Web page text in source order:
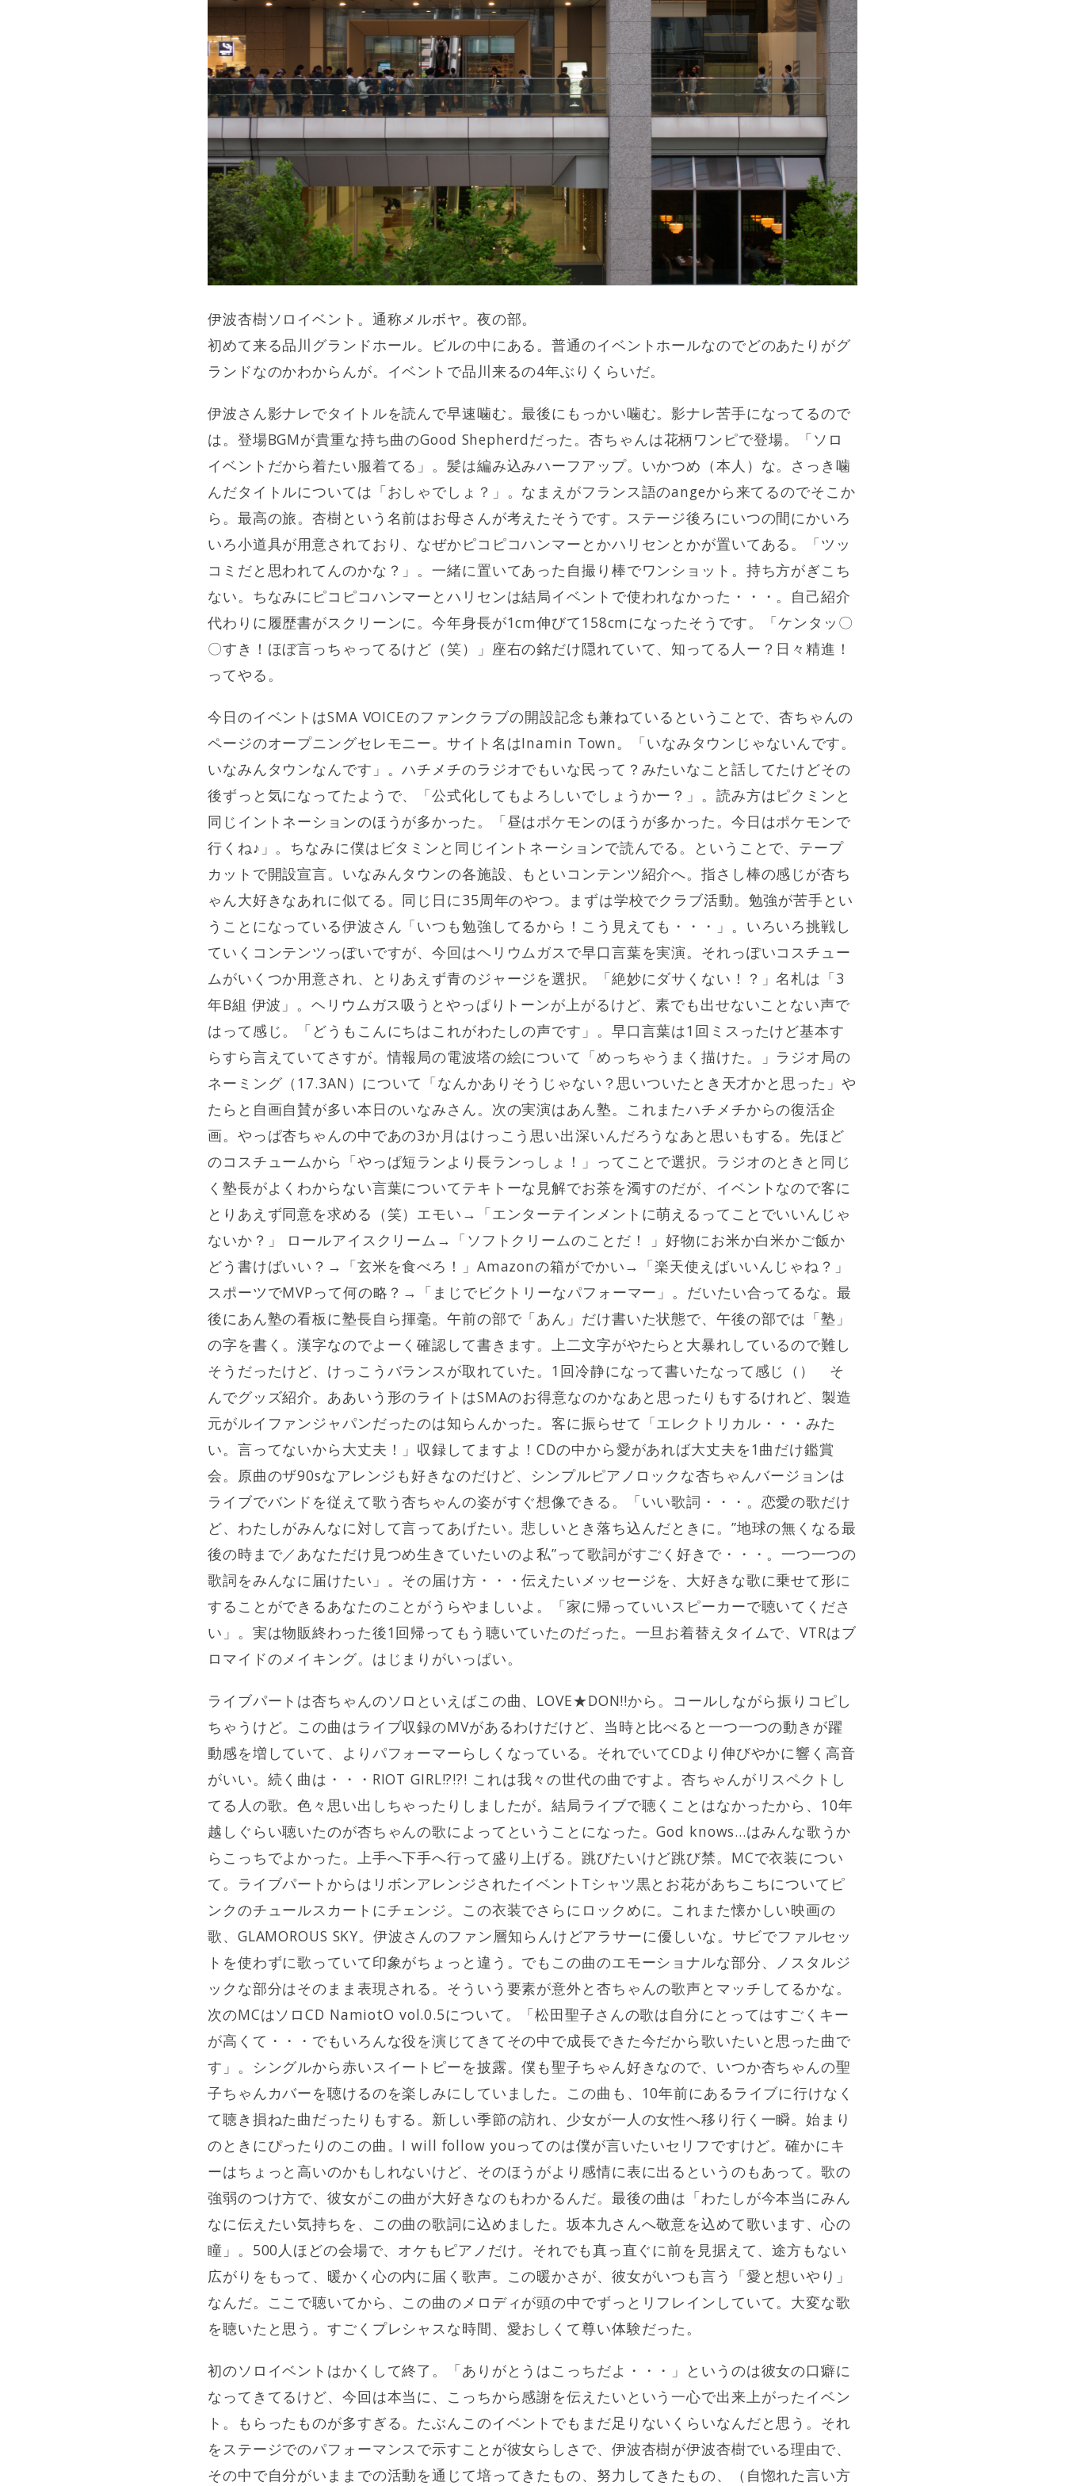
伊波杏樹ソロイベント。通称メルボヤ。夜の部。
初めて来る品川グランドホール。ビルの中にある。普通のイベントホールなのでどのあたりがグ
ランドなのかわからんが。イベントで品川来るの4年ぶりくらいだ。
伊波さん影ナレでタイトルを読んで早速噛む。最後にもっかい噛む。影ナレ苦手になってるので
は。登場BGMが貴重な持ち曲のGood Shepherdだった。杏ちゃんは花柄ワンピで登場。「ソロ
イベントだから着たい服着てる」。髪は編み込みハーフアップ。いかつめ（本人）な。さっき噛
んだタイトルについては「おしゃでしょ？」。なまえがフランス語のangeから来てるのでそこか
ら。最高の旅。杏樹という名前はお母さんが考えたそうです。ステージ後ろにいつの間にかいろ
いろ小道具が用意されており、なぜかピコピコハンマーとかハリセンとかが置いてある。「ツッ
コミだと思われてんのかな？」。一緒に置いてあった自撮り棒でワンショット。持ち方がぎこち
ない。ちなみにピコピコハンマーとハリセンは結局イベントで使われなかった・・・。自己紹介
代わりに履歴書がスクリーンに。今年身長が1cm伸びて158cmになったそうです。「ケンタッ〇
〇すき！ほぼ言っちゃってるけど（笑）」座右の銘だけ隠れていて、知ってる人ー？日々精進！
ってやる。
今日のイベントはSMA VOICEのファンクラブの開設記念も兼ねているということで、杏ちゃんの
ページのオープニングセレモニー。サイト名はInamin Town。「いなみタウンじゃないんです。
いなみんタウンなんです」。ハチメチのラジオでもいな民って？みたいなこと話してたけどその
後ずっと気になってたようで、「公式化してもよろしいでしょうかー？」。読み方はピクミンと
同じイントネーションのほうが多かった。「昼はポケモンのほうが多かった。今日はポケモンで
行くね♪」。ちなみに僕はビタミンと同じイントネーションで読んでる。ということで、テープ
カットで開設宣言。いなみんタウンの各施設、もといコンテンツ紹介へ。指さし棒の感じが杏ち
ゃん大好きなあれに似てる。同じ日に35周年のやつ。まずは学校でクラブ活動。勉強が苦手とい
うことになっている伊波さん「いつも勉強してるから！こう見えても・・・」。いろいろ挑戦し
ていくコンテンツっぽいですが、今回はヘリウムガスで早口言葉を実演。それっぽいコスチュー
ムがいくつか用意され、とりあえず青のジャージを選択。「絶妙にダサくない！？」名札は「3
年B組 伊波」。ヘリウムガス吸うとやっぱりトーンが上がるけど、素でも出せないことない声で
はって感じ。「どうもこんにちはこれがわたしの声です」。早口言葉は1回ミスったけど基本す
らすら言えていてさすが。情報局の電波塔の絵について「めっちゃうまく描けた。」ラジオ局の
ネーミング（17.3AN）について「なんかありそうじゃない？思いついたとき天才かと思った」や
たらと自画自賛が多い本日のいなみさん。次の実演はあん塾。これまたハチメチからの復活企
画。やっぱ杏ちゃんの中であの3か月はけっこう思い出深いんだろうなあと思いもする。先ほど
のコスチュームから「やっぱ短ランより長ランっしょ！」ってことで選択。ラジオのときと同じ
く塾長がよくわからない言葉についてテキトーな見解でお茶を濁すのだが、イベントなので客に
とりあえず同意を求める（笑）エモい→「エンターテインメントに萌えるってことでいいんじゃ
ないか？」 ロールアイスクリーム→「ソフトクリームのことだ！ 」好物にお米か白米かご飯か
どう書けばいい？→「玄米を食べろ！」Amazonの箱がでかい→「楽天使えばいいんじゃね？」
スポーツでMVPって何の略？→「まじでビクトリーなパフォーマー」。だいたい合ってるな。最
後にあん塾の看板に塾長自ら揮毫。午前の部で「あん」だけ書いた状態で、午後の部では「塾」
の字を書く。漢字なのでよーく確認して書きます。上二文字がやたらと大暴れしているので難し
そうだったけど、けっこうバランスが取れていた。1回冷静になって書いたなって感じ（） そ
んでグッズ紹介。ああいう形のライトはSMAのお得意なのかなあと思ったりもするけれど、製造
元がルイファンジャパンだったのは知らんかった。客に振らせて「エレクトリカル・・・みた
い。言ってないから大丈夫！」収録してますよ！CDの中から愛があれば大丈夫を1曲だけ鑑賞
会。原曲のザ90sなアレンジも好きなのだけど、シンプルピアノロックな杏ちゃんバージョンは
ライブでバンドを従えて歌う杏ちゃんの姿がすぐ想像できる。「いい歌詞・・・。恋愛の歌だけ
ど、わたしがみんなに対して言ってあげたい。悲しいとき落ち込んだときに。”地球の無くなる最
後の時まで／あなただけ見つめ生きていたいのよ私”って歌詞がすごく好きで・・・。一つ一つの
歌詞をみんなに届けたい」。その届け方・・・伝えたいメッセージを、大好きな歌に乗せて形に
することができるあなたのことがうらやましいよ。「家に帰っていいスピーカーで聴いてくださ
い」。実は物販終わった後1回帰ってもう聴いていたのだった。一旦お着替えタイムで、VTRはブ
ロマイドのメイキング。はじまりがいっぱい。
ライブパートは杏ちゃんのソロといえばこの曲、LOVE★DON!!から。コールしながら振りコピし
ちゃうけど。この曲はライブ収録のMVがあるわけだけど、当時と比べると一つ一つの動きが躍
動感を増していて、よりパフォーマーらしくなっている。それでいてCDより伸びやかに響く高音
がいい。続く曲は・・・RIOT GIRL!?!?! これは我々の世代の曲ですよ。杏ちゃんがリスペクトし
てる人の歌。色々思い出しちゃったりしましたが。結局ライブで聴くことはなかったから、10年
越しぐらい聴いたのが杏ちゃんの歌によってということになった。God knows…はみんな歌うか
らこっちでよかった。上手へ下手へ行って盛り上げる。跳びたいけど跳び禁。MCで衣装につい
て。ライブパートからはリボンアレンジされたイベントTシャツ黒とお花があちこちについてピ
ンクのチュールスカートにチェンジ。この衣装でさらにロックめに。これまた懐かしい映画の
歌、GLAMOROUS SKY。伊波さんのファン層知らんけどアラサーに優しいな。サビでファルセッ
トを使わずに歌っていて印象がちょっと違う。でもこの曲のエモーショナルな部分、ノスタルジ
ックな部分はそのまま表現される。そういう要素が意外と杏ちゃんの歌声とマッチしてるかな。
次のMCはソロCD NamiotO vol.0.5について。「松田聖子さんの歌は自分にとってはすごくキー
が高くて・・・でもいろんな役を演じてきてその中で成長できた今だから歌いたいと思った曲で
す」。シングルから赤いスイートピーを披露。僕も聖子ちゃん好きなので、いつか杏ちゃんの聖
子ちゃんカバーを聴けるのを楽しみにしていました。この曲も、10年前にあるライブに行けなく
て聴き損ねた曲だったりもする。新しい季節の訪れ、少女が一人の女性へ移り行く一瞬。始まり
のときにぴったりのこの曲。I will follow youってのは僕が言いたいセリフですけど。確かにキ
ーはちょっと高いのかもしれないけど、そのほうがより感情に表に出るというのもあって。歌の
強弱のつけ方で、彼女がこの曲が大好きなのもわかるんだ。最後の曲は「わたしが今本当にみん
なに伝えたい気持ちを、この曲の歌詞に込めました。坂本九さんへ敬意を込めて歌います、心の
瞳」。500人ほどの会場で、オケもピアノだけ。それでも真っ直ぐに前を見据えて、途方もない
広がりをもって、暖かく心の内に届く歌声。この暖かさが、彼女がいつも言う「愛と想いやり」
なんだ。ここで聴いてから、この曲のメロディが頭の中でずっとリフレインしていて。大変な歌
を聴いたと思う。すごくプレシャスな時間、愛おしくて尊い体験だった。
初のソロイベントはかくして終了。「ありがとうはこっちだよ・・・」というのは彼女の口癖に
なってきてるけど、今回は本当に、こっちから感謝を伝えたいという一心で出来上がったイベン
ト。もらったものが多すぎる。たぶんこのイベントでもまだ足りないくらいなんだと思う。それ
をステージでのパフォーマンスで示すことが彼女らしさで、伊波杏樹が伊波杏樹でいる理由で、
その中で自分がいままでの活動を通じて培ってきたもの、努力してきたもの、（自惚れた言い方